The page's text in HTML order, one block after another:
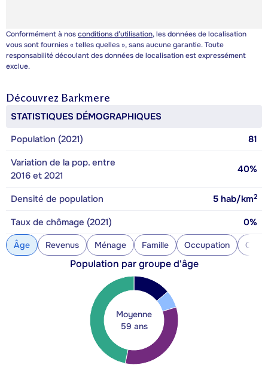
Conformément à nosconditions d’utilisation, les données de localisation
vous sont fournies « telles quelles », sans aucune garantie. Toute
responsabilité découlant des données de localisation est expressément
exclue.
Découvrez Barkmere
STATISTIQUES DÉMOGRAPHIQUES
Population (2021)
81
Variation de la pop. entre
2016 et 2021
40%
Densité de population 5 hab/km2
Taux de chômage (2021) 0%
Âge Revenus Ménage Famille Occupation
Population par groupe d'âge
Moyenne
59 ans